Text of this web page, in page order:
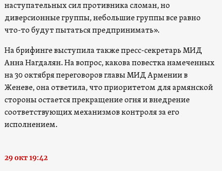
наступательных сил противника сломан, но
диверсионные группы, небольшие группы все равно
что-то будут пытаться предпринимать».
На брифинге выступила также пресс-секретарь МИД
Анна Нагдалян. На вопрос, какова повестка намеченных
на 30 октября переговоров главы МИД Армении в
Женеве, она ответила, что приоритетом для армянской
стороны остается прекращение огня и внедрение
соответствующих механизмов контроля за его
исполнением.
29 окт 19:42